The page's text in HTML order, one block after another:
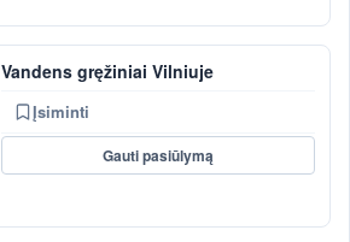
Vandens gręžiniai Vilniuje
Įsiminti
Gauti pasiūlymą